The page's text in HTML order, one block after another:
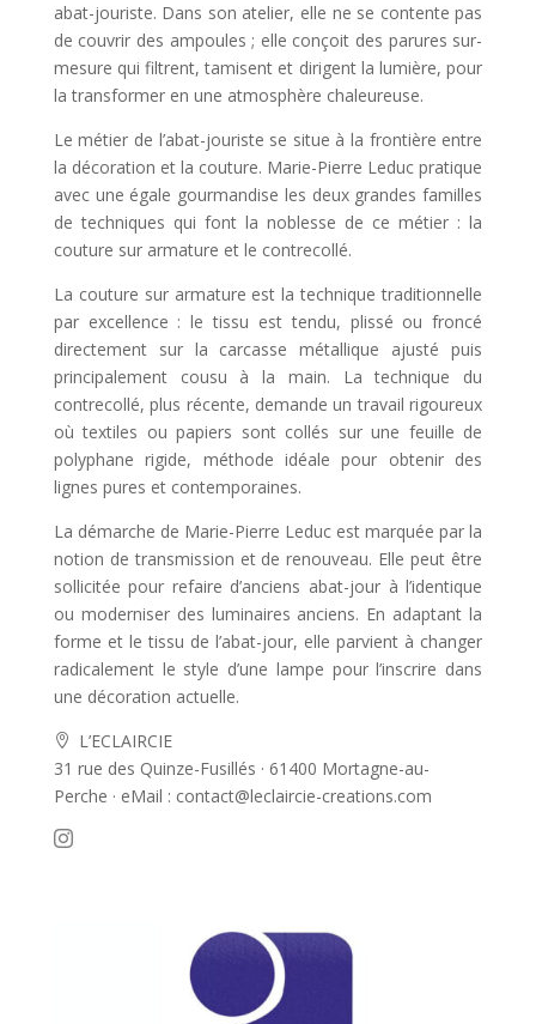
abat-jouriste. Dans son atelier, elle ne se contente pas
de couvrir des ampoules ; elle conçoit des parures sur-
mesure qui filtrent, tamisent et dirigent la lumière, pour
la transformer en une atmosphère chaleureuse.
Le métier de l’abat-jouriste se situe à la frontière entre
la décoration et la couture. Marie-Pierre Leduc pratique
avec une égale gourmandise les deux grandes familles
de techniques qui font la noblesse de ce métier : la
couture sur armature et le contrecollé.
La couture sur armature est la technique traditionnelle
par excellence : le tissu est tendu, plissé ou froncé
directement sur la carcasse métallique ajusté puis
principalement cousu à la main. La technique du
contrecollé, plus récente, demande un travail rigoureux
où textiles ou papiers sont collés sur une feuille de
polyphane rigide, méthode idéale pour obtenir des
lignes pures et contemporaines.
La démarche de Marie-Pierre Leduc est marquée par la
notion de transmission et de renouveau. Elle peut être
sollicitée pour refaire d’anciens abat-jour à l’identique
ou moderniser des luminaires anciens. En adaptant la
forme et le tissu de l’abat-jour, elle parvient à changer
radicalement le style d’une lampe pour l’inscrire dans
une décoration actuelle.
 L’ECLAIRCIE
31 rue des Quinze-Fusillés · 61400 Mortagne-au-
Perche · eMail : contact@leclaircie-creations.com
